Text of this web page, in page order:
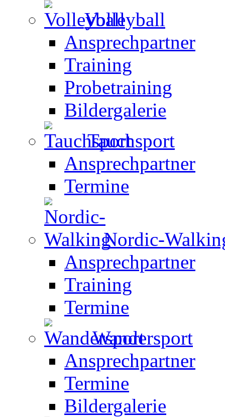
Volleyball
Ansprechpartner
Training
Probetraining
Bildergalerie
Tauchsport
Ansprechpartner
Termine
Nordic-
Ansprechpartner
Training
Termine
Wandersport
Ansprechpartner
Termine
Bildergalerie